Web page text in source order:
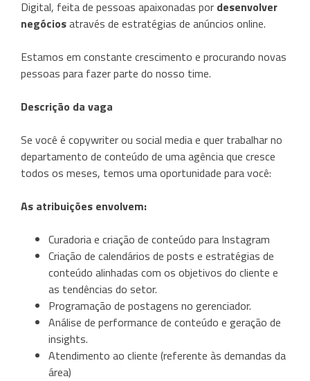
Digital, feita de pessoas apaixonadas por desenvolver
negóciosatravés de estratégias de anúncios online.
Estamos em constante crescimento e procurando novas
pessoas para fazer parte do nosso time.
Descrição da vaga
Se você é copywriter ou social media e quer trabalhar no
departamento de conteúdo de uma agência que cresce
todos os meses, temos uma oportunidade para você:
As atribuições envolvem:
Curadoria e criação de conteúdo para Instagram
Criação de calendários de posts e estratégias de
conteúdo alinhadas com os objetivos do cliente e
as tendências do setor.
Programação de postagens no gerenciador.
Análise de performance de conteúdo e geração de
insights.
Atendimento ao cliente (referente às demandas da
área)